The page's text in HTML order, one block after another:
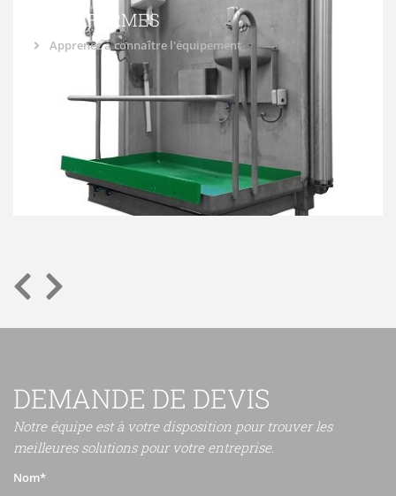
PLATEFORMES
Apprenez à connaître l'équipement
DEMANDE DE DEVIS
Notre équipe est à votre disposition pour trouver les
meilleures solutions pour votre entreprise.
Nom*